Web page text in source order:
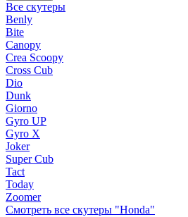
Все скутеры
Benly
Bite
Canopy
Crea Scoopy
Cross Cub
Dio
Dunk
Giorno
Gyro UP
Gyro X
Joker
Super Cub
Tact
Today
Zoomer
Смотреть все скутеры "Honda"